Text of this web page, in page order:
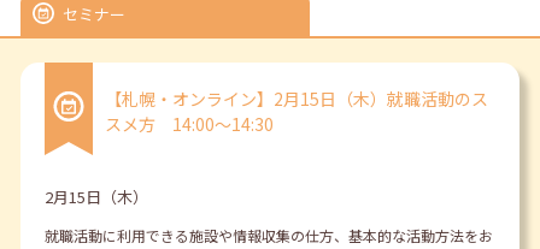
セミナー
【札幌・オンライン】2月15日（木）就職活動のス
スメ方 14:00～14:30
2月15日（木）
就職活動に利用できる施設や情報収集の仕方、基本的な活動方法をお